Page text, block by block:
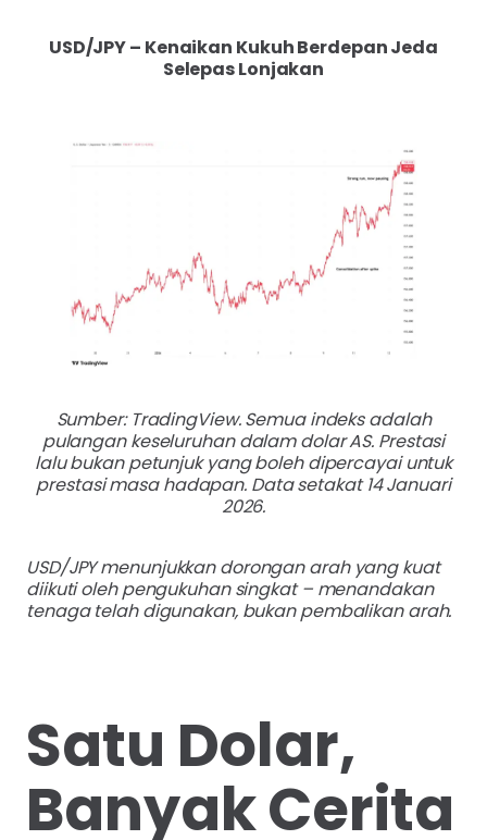
USD/JPY – Kenaikan Kukuh Berdepan Jeda
Selepas Lonjakan
Sumber: TradingView. Semua indeks adalah
pulangan keseluruhan dalam dolar AS. Prestasi
lalu bukan petunjuk yang boleh dipercayai untuk
prestasi masa hadapan. Data setakat 14 Januari
2026.
USD/JPY menunjukkan dorongan arah yang kuat
diikuti oleh pengukuhan singkat – menandakan
tenaga telah digunakan, bukan pembalikan arah.
Satu Dolar,
Banyak Cerita